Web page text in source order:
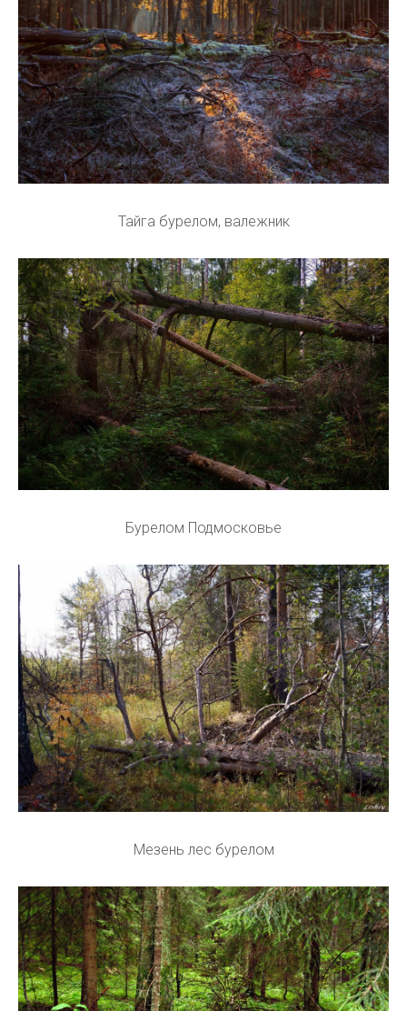
Тайга бурелом, валежник
Бурелом Подмосковье
Мезень лес бурелом